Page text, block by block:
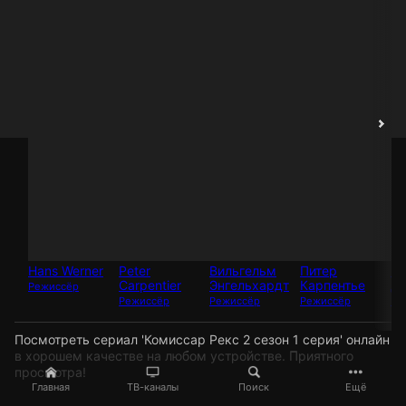
Главная ТВ-каналы Поиск Ещё
Hans Werner
Режиссёр
Peter
Carpentier
Режиссёр
Вильгельм
Энгельхардт
Режиссёр
Питер
Карпентье
Режиссёр
Посмотреть сериал 'Комиссар Рекс 2 сезон 1 серия' онлайн
в хорошем качестве на любом устройстве. Приятного
просмотра!